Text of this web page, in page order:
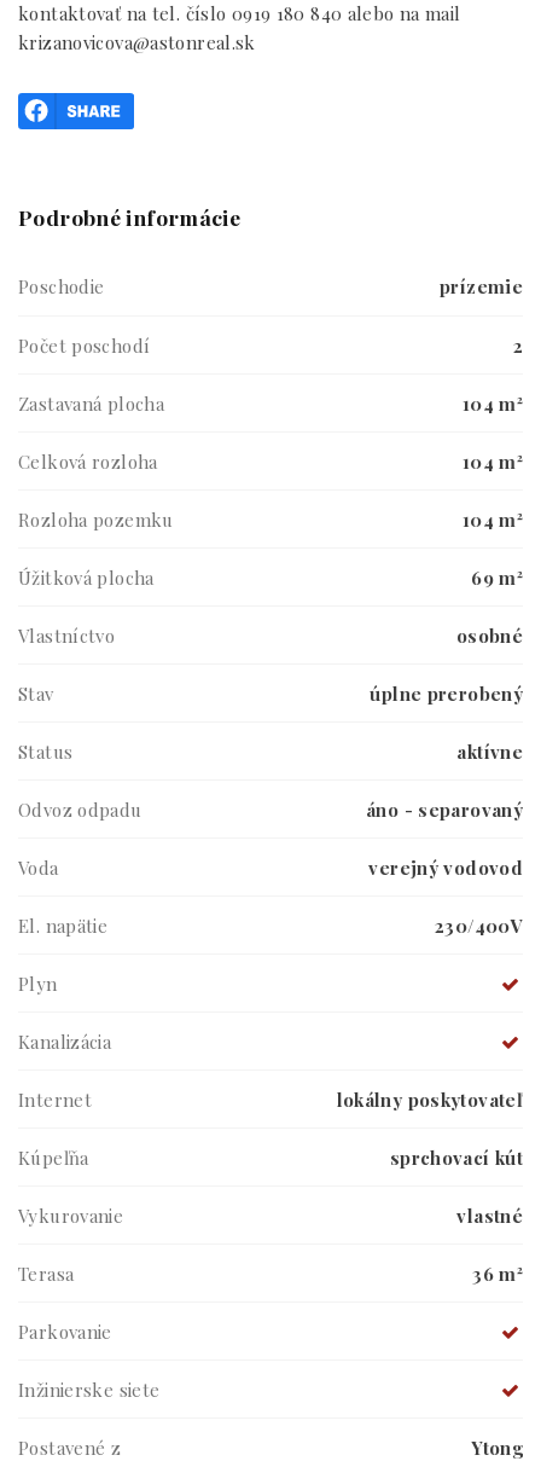
kontaktovať na tel. číslo 0919 180 840 alebo na mail
krizanovicova@astonreal.sk
Podrobné informácie
Poschodie prízemie
Počet poschodí 2
Zastavaná plocha 104 m²
Celková rozloha 104 m²
Rozloha pozemku 104 m²
Úžitková plocha 69 m²
Vlastníctvo osobné
Stav úplne prerobený
Status aktívne
Odvoz odpadu áno - separovaný
Voda verejný vodovod
El. napätie 230/400V
Plyn
Kanalizácia
Internet lokálny poskytovateľ
Kúpeľňa sprchovací kút
Vykurovanie vlastné
Terasa 36 m²
Parkovanie
Inžinierske siete
Postavené z Ytong